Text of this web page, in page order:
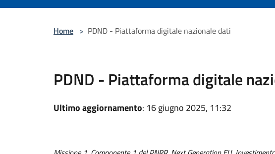
Home > PDND - Piattaforma digitale nazionale dati
PDND - Piattaforma digitale
Ultimo aggiornamento: 16 giugno 2025, 11:32